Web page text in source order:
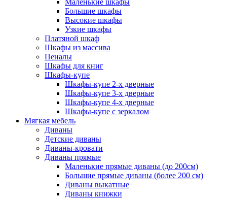
Маленькие шкафы
Большие шкафы
Высокие шкафы
Узкие шкафы
Платяной шкаф
Шкафы из массива
Пеналы
Шкафы для книг
Шкафы-купе
Шкафы-купе 2-х дверные
Шкафы-купе 3-х дверные
Шкафы-купе 4-х дверные
Шкафы-купе с зеркалом
Мягкая мебель
Диваны
Детские диваны
Диваны-кровати
Диваны прямые
Маленькие прямые диваны (до 200см)
Большие прямые диваны (более 200 см)
Диваны выкатные
Диваны книжки